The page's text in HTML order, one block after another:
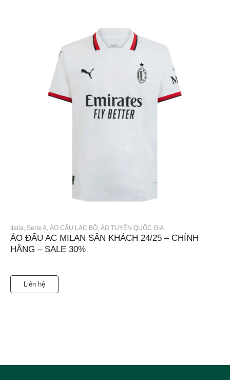
Italia Serie A ÁO CÂU LẠC BỘ ÁO TUYỂN QUỐC GIA
ÁO ĐẤU AC MILAN SÂN KHÁCH 24/25 – CHÍNH
HÃNG – SALE 30%
Liên hệ